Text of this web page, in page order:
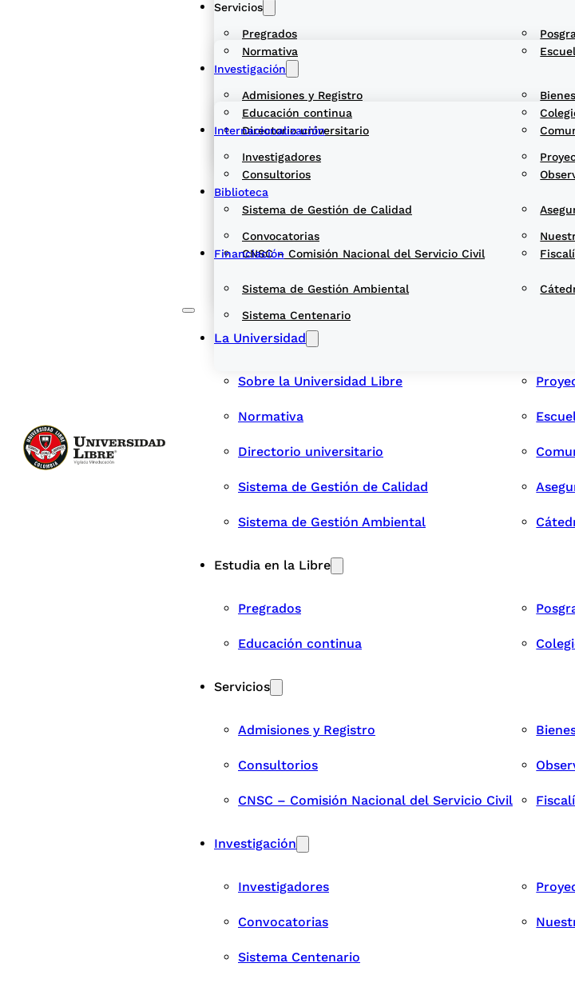
Normativa
Directorio universitario
Sistema de Gestión de Calidad
Sistema de Gestión Ambiental
Pregrados
Educación continua
Servicios
Admisiones y Registro
Consultorios
CNSC – Comisión Nacional del Servicio Civil
Investigación
Investigadores
Convocatorias
Sistema Centenario
Internacionalización
Biblioteca
Financiación
La Universidad
Sobre la Universidad Libre
Normativa
Directorio universitario
Sistema de Gestión de Calidad
Sistema de Gestión Ambiental
Estudia en la Libre
Pregrados
Educación continua
Servicios
Admisiones y Registro
Consultorios
CNSC – Comisión Nacional del Servicio Civil
Investigación
Investigadores
Convocatorias
Sistema Centenario